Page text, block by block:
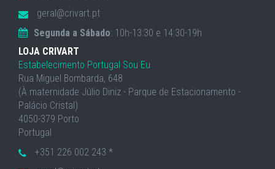
geral@crivart.pt
Segunda a Sábado: 10h-13:30 e 14:30-19h
LOJA CRIVART
Estabelecimento Portugal Sou Eu
Rua Miguel Bombarda, 648
(À maternidade Júlio Diniz - Parque de Estacionamento -
Palácio Cristal)
4050-379 Porto
Portugal
+351 226 002 243 *